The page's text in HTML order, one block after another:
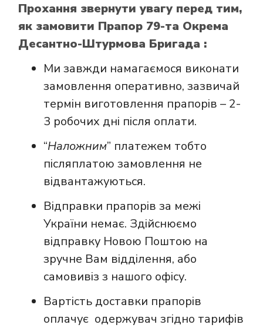
Прохання звернути увагу перед тим,
як замовити Прапор 79-та Окрема
Десантно-Штурмова Бригада :
Ми завжди намагаємося виконати
замовлення оперативно, зазвичай
термін виготовлення прапорів – 2-
3 робочих дні після оплати.
“Наложним” платежем тобто
післяплатою замовлення не
відвантажуються.
Відправки прапорів за межі
України немає. Здійснюємо
відправку Новою Поштою на
зручне Вам відділення, або
самовивіз з нашого офісу.
Вартість доставки прапорів
оплачує одержувач згідно тарифів